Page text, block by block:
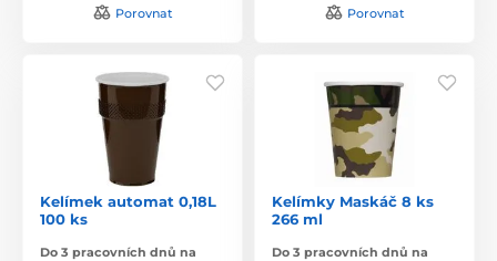
Porovnat Porovnat
Kelímek automat 0,18L
100 ks
Do 3 pracovních dnů na
Kelímky Maskáč 8 ks
266 ml
Do 3 pracovních dnů na